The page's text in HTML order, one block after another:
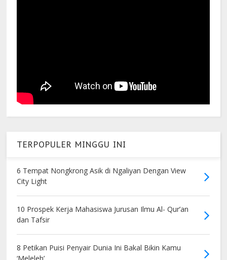
TERPOPULER MINGGU INI
6 Tempat Nongkrong Asik di Ngaliyan Dengan View
City Light
10 Prospek Kerja Mahasiswa Jurusan Ilmu Al- Qur’an
dan Tafsir
8 Petikan Puisi Penyair Dunia Ini Bakal Bikin Kamu